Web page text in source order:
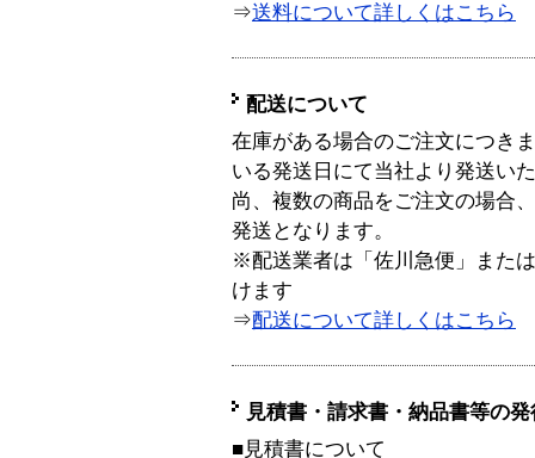
⇒送料について詳しくはこちら
配送について
在庫がある場合のご注文につき
いる発送日にて当社より発送い
尚、複数の商品をご注文の場合
発送となります。
※配送業者は「佐川急便」また
けます
⇒配送について詳しくはこちら
見積書・請求書・納品書等の
■見積書について